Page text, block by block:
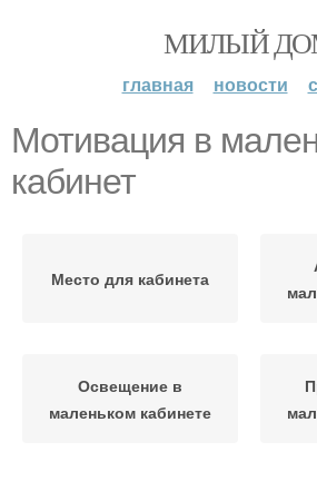
МИЛЫЙ
главная новости
Мотивация в
кабинет
Место для кабинета
Освещение в
маленьком кабинете